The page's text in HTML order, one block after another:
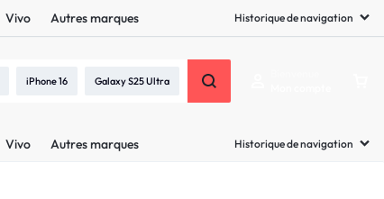
iPhone 16 Galaxy S25 Ultra
Vivo Autres marques Historique de navigation
Vivo Autres marques Historique de navigation